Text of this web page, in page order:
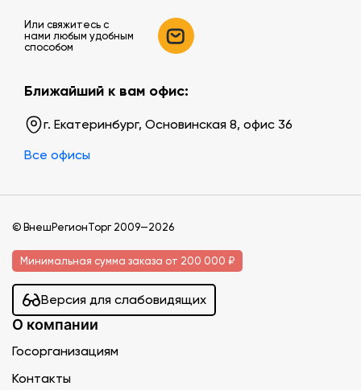
Или свяжитесь c
нами любым удобным
способом
Ближайший к вам офис:
г. Екатеринбург, Основинская 8, офис 36
Все офисы
© ВнешРегионТорг 2009—2026
Минимальная сумма заказа от 200 000 ₽
Версия для слабовидящих
О компании
Госорганизациям
Контакты